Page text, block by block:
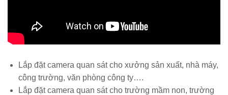
Lắp đặt camera quan sát cho xưởng sản xuất, nhà máy,
công trường, văn phòng công ty….
Lắp đặt camera quan sát cho trường mầm non, trường